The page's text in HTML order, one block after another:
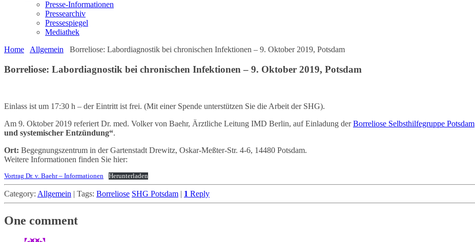
Presse-Informationen
Pressearchiv
Pressespiegel
Mediathek
Home
Allgemein Borreliose: Labordiagnostik bei chronischen Infektionen – 9. Oktober 2019, Potsdam
Borreliose: Labordiagnostik bei chronischen Infektionen – 9. Oktober 2019, Potsdam
Einlass ist um 17:30 h – der Eintritt ist frei. (Mit einer Spende unterstützen Sie die Arbeit der SHG).
Am 9. Oktober 2019 referiert Dr. med. Volker von Baehr, Ärztliche Leitung IMD Berlin, auf Einladung derBorreliose Selbsthilfegruppe Potsdam
und systemischer Entzündung“.
Ort: Begegnungszentrum in der Gartenstadt Drewitz, Oskar-Meßter-Str. 4-6, 14480 Potsdam.
Weitere Informationen finden Sie hier:
Vortrag Dr. v. Baehr – Informationen Herunterladen
Category: Allgemein | Tags: Borreliose SHG Potsdam | 1 Reply
One comment